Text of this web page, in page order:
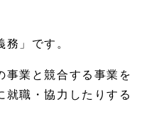
」です。
事業と競合する事業を
就職・協力したりする